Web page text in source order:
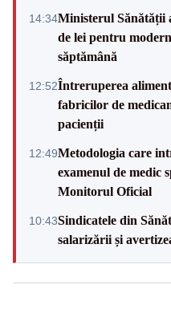
14:34Ministerul Sănătății
de lei pentru
săptămână
12:52Întreruperea
fabricilor de
pacienții
12:49Metodologia care
examenul de medic
Monitorul Oficial
10:43Sindicatele din
salarizării și